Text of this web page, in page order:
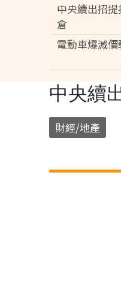
中央續出招
倉
電動車爆減
中央續
財經/地產